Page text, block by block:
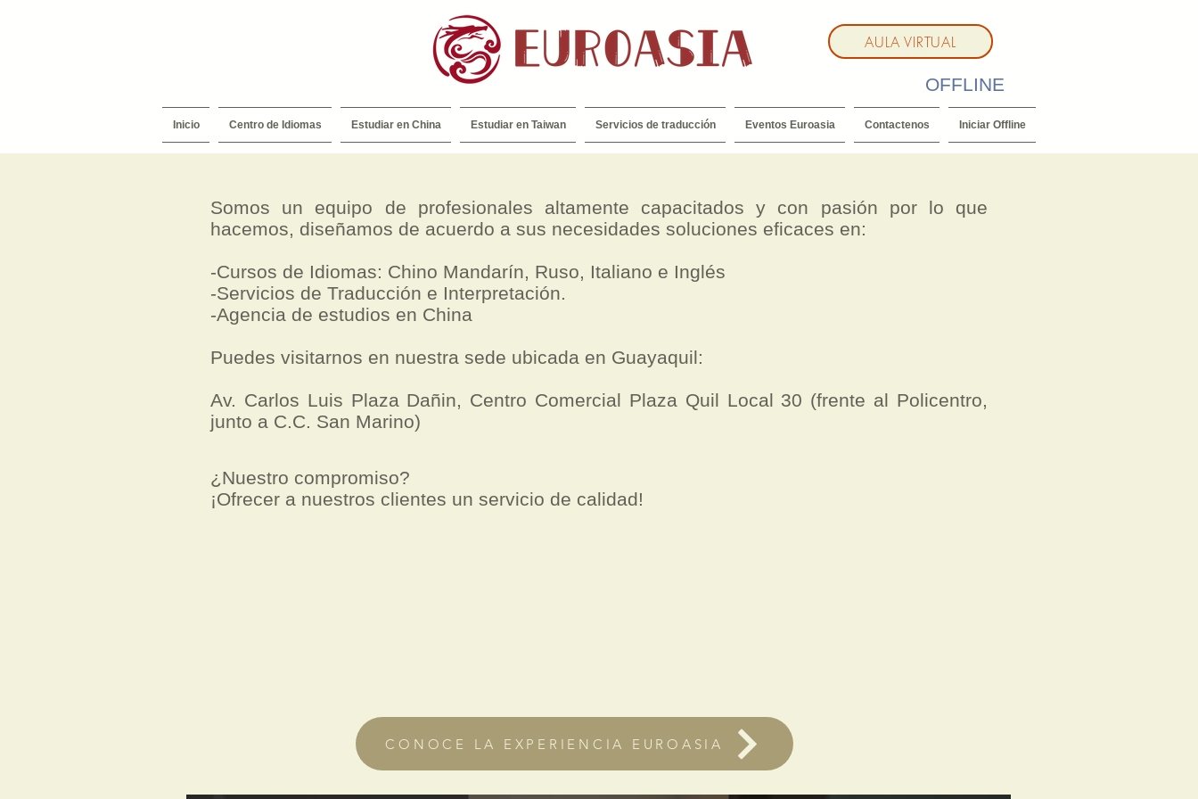
AULA VIRTUAL
OFFLINE
Inicio Centro de Idiomas Estudiar en China Estudiar en Taiwan Servicios de traducción Eventos Euroasia Contactenos Iniciar Offline
Somos un equipo de profesionales altamente capacitados y con pasión por lo que
hacemos, diseñamos de acuerdo a sus necesidades soluciones eficaces en:
-Cursos de Idiomas: Chino Mandarín, Ruso, Italiano e Inglés
-Servicios de Traducción e Interpretación.
-Agencia de estudios en China
Puedes visitarnos en nuestra sede ubicada en Guayaquil:
Av. Carlos Luis Plaza Dañin, Centro Comercial Plaza Quil Local 30 (frente al Policentro,
junto a C.C. San Marino)
¿Nuestro compromiso?
¡Ofrecer a nuestros clientes un servicio de calidad!
CONOCE LA EXPERIENCIA EUROASIA